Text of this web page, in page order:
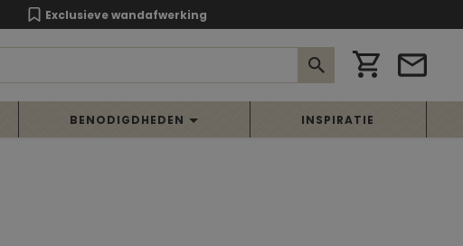
Exclusieve wandafwerking
BENODIGDHEDEN INSPIRATIE